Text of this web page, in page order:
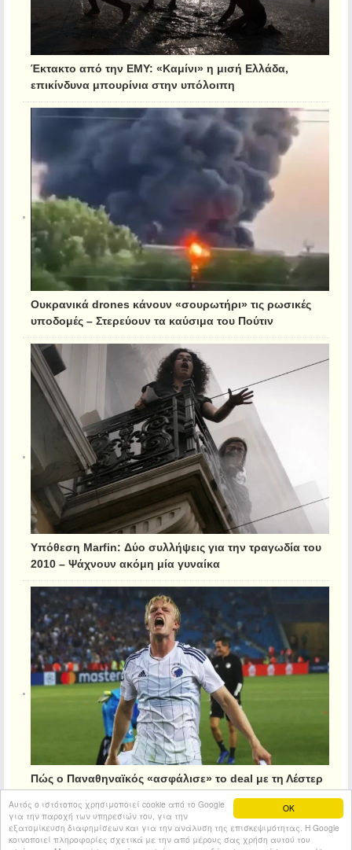
OK
Αυτός ο ιστότοπος χρησιμοποιεί cookie από το Google
για την παροχή των υπηρεσιών του, για την
εξατομίκευση διαφημίσεων και για την ανάλυση της επισκεψιμότητας. Η Google
κοινοποιεί πληροφορίες σχετικά με την από μέρους σας χρήση αυτού του
Έκτακτο από την ΕΜΥ: «Καμίνι» η μισή Ελλάδα,
επικίνδυνα μπουρίνια στην υπόλοιπη
Ουκρανικά drones κάνουν «σουρωτήρι» τις ρωσικές
υποδομές – Στερεύουν τα καύσιμα του Πούτιν
Υπόθεση Marfin: Δύο συλλήψεις για την τραγωδία του
2010 – Ψάχνουν ακόμη μία γυναίκα
Πώς ο Παναθηναϊκός «ασφάλισε» το deal με τη Λέστερ